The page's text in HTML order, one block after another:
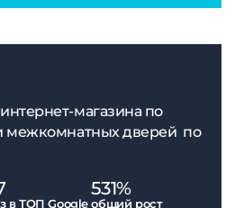
магазина по
межкомнатных дверей по
в ТОП Google
531%
общий рост